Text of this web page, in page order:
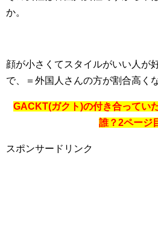
か。
顔が小さくてスタイルがいい人が
で、＝外国人さんの方が割合高く
GACKT(ガクト)の付き合ってい
誰？2ページ
スポンサードリンク